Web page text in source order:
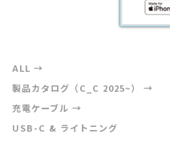
ALL
製品カタログ（C_C 2025~）
充電ケーブル
USB-C & ライトニング